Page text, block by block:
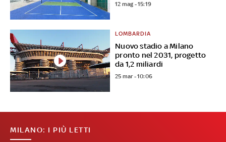
12 mag - 15:19
Nuovo stadio a Milano
pronto nel 2031, progetto
da 1,2 miliardi
LOMBARDIA
25 mar - 10:06
MILANO: I PIÙ LETTI